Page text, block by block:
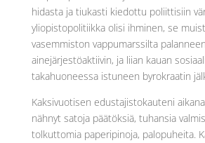
hidasta ja tiukasti kiedottu poliittisiin
yliopistopolitiikka olisi ihminen, se
vasemmiston vappumarssilta
ainejärjestöaktiivin, ja liian kauan
takahuoneessa istuneen byrokraatin
Kaksivuotisen edustajistokauteni
nähnyt satoja päätöksiä, tuhansia
tolkuttomia paperipinoja, palopuheita.